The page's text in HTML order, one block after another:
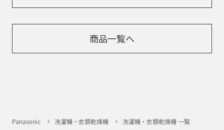
商品一覧へ
Panasonic 洗濯機・衣類乾燥機
洗濯機・衣類乾燥機 一覧